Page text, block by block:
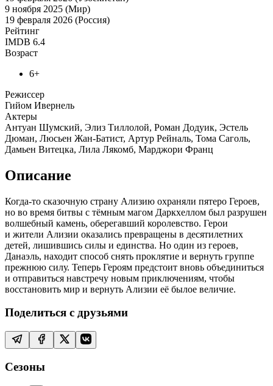
9 ноября 2025 (Мир)
19 февраля 2026 (Россия)
Рейтинг
IMDB 6.4
Возраст
6+
Режиссер
Гийом Ивернель
Актеры
Антуан Шумский, Элиз Тиллолой, Роман Додуик, Эстель
Дюман, Люсьен Жан-Батист, Артур Рейналь, Тома Саголь,
Дамьен Витецка, Лила Лякомб, Марджори Франц
Описание
Когда-то сказочную страну Ализию охраняли пятеро Героев,
но во время битвы с тёмным магом Даркхеллом был разрушен
волшебный камень, оберегавший королевство. Герои
и жители Ализии оказались превращены в десятилетних
детей, лишившись силы и единства. Но один из героев,
Данаэль, находит способ снять проклятие и вернуть группе
прежнюю силу. Теперь Героям предстоит вновь объединиться
и отправиться навстречу новым приключениям, чтобы
восстановить мир и вернуть Ализии её былое величие.
Поделиться с друзьями
Сезоны